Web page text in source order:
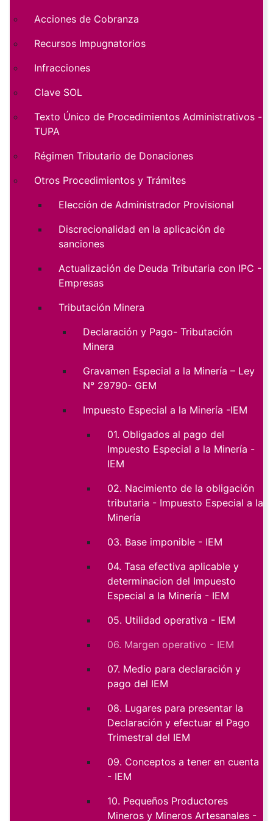
Acciones de Cobranza
Recursos Impugnatorios
Infracciones
Clave SOL
Texto Único de Procedimientos Administrativos -
TUPA
Régimen Tributario de Donaciones
Otros Procedimientos y Trámites
Elección de Administrador Provisional
Discrecionalidad en la aplicación de
sanciones
Actualización de Deuda Tributaria con IPC -
Empresas
Tributación Minera
Declaración y Pago- Tributación
Minera
Gravamen Especial a la Minería – Ley
N° 29790- GEM
Impuesto Especial a la Minería -IEM
01. Obligados al pago del
Impuesto Especial a la Minería -
IEM
02. Nacimiento de la obligación
tributaria - Impuesto Especial a la
Minería
03. Base imponible - IEM
04. Tasa efectiva aplicable y
determinacion del Impuesto
Especial a la Minería - IEM
05. Utilidad operativa - IEM
06. Margen operativo - IEM
07. Medio para declaración y
pago del IEM
08. Lugares para presentar la
Declaración y efectuar el Pago
Trimestral del IEM
09. Conceptos a tener en cuenta
- IEM
10. Pequeños Productores
Mineros y Mineros Artesanales -